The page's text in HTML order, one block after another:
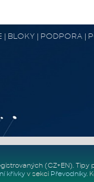
| BLOKY | PODPORA |
(CZ+EN). Tipy
křivkyv sekci Převodníky.